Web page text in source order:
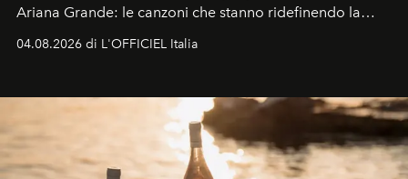
Ariana Grande: le canzoni che stanno ridefinendo la
colonna sonora della stagione.
04.08.2026 di L'OFFICIEL Italia